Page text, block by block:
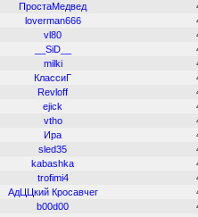
ПростаМедвед
loverman666
vl80
__SiD__
milki
КлассиГ
Revloff
ejick
vtho
Ира
sled35
kabashka
trofimi4
АдЦЦкий Кросавчег
b00d00